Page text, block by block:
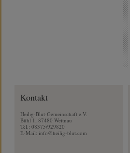
Kontakt
Heilig-Blut-Gemeinschaft e.V.
Bühl 1, 87480 Weitnau
Tel.: 08375/929820
E-Mail: info@heilig-blut.com